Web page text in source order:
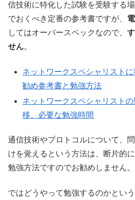
信技術に特化した試験を受験する
でおくべき定番の参考書ですが、
してはオーバースペックなので、
せん。
ネットワークスペシャリスト
勧め参考書と勉強方法
ネットワークスペシャリスト
移、必要な勉強時間
通信技術やプロトコルについて、
けを覚えるという方法は、断片的
勉強方法ですのでお勧めしません。
ではどうやって勉強するのかとい